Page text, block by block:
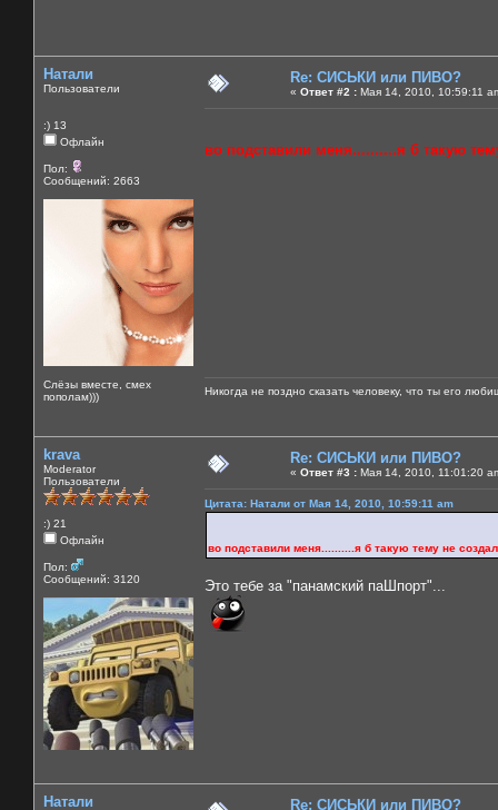
Натали
Пользователи
:) 13
Офлайн
Пол:
Сообщений: 2663
Слёзы вместе, смех
пополам)))
Re: СИСЬКИ или ПИВО?
« Ответ #2 : Мая 14, 2010, 10:59:11
во подставили меня..........я б такую
Никогда не поздно сказать человеку, что ты его
krava
Moderator
Пользователи
:) 21
Офлайн
Пол:
Сообщений: 3120
Re: СИСЬКИ или ПИВО?
« Ответ #3 : Мая 14, 2010, 11:01:20
Цитата: Натали от Мая 14, 2010, 10:59:11 am
во подставили меня..........я б такую тему не
Это тебе за "панамский паШпорт"...
Натали Re: СИСЬКИ или ПИВО?